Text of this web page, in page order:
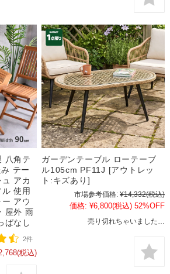
八角テ
テー
アカ
使用
アウ
屋外 雨
ぱなし
2件
(税込)
ガーデンテーブル ローテーブ
ル105cm PF11J [アウトレッ
ト:キズあり]
市場参考価格: ¥14,332(税込)
価格: ¥6,800(税込) 52%OFF
売り切れちゃいました…